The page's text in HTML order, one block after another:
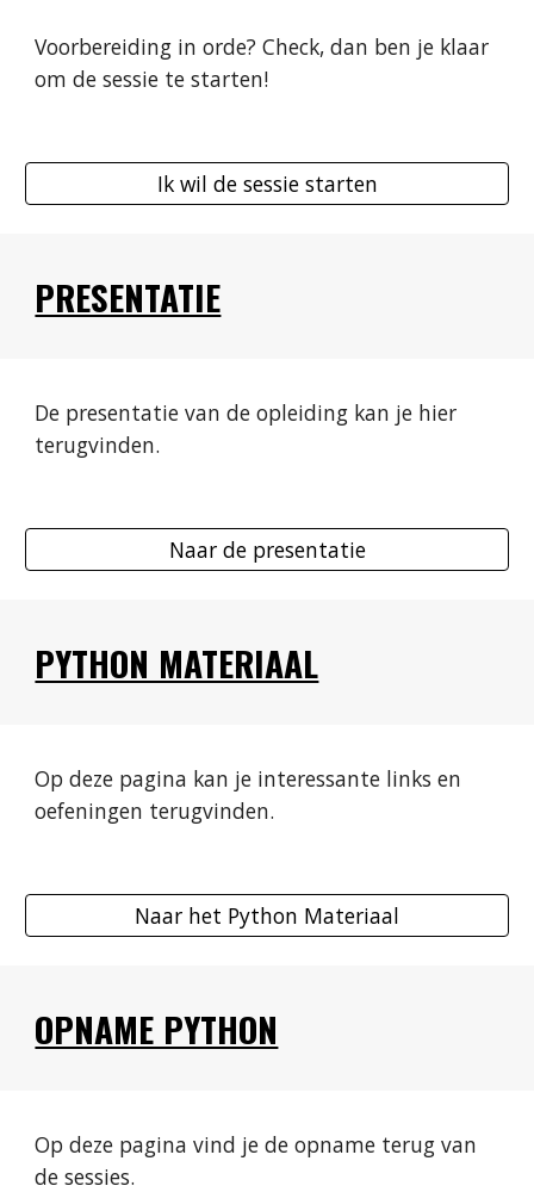
Voorbereiding in orde? Check, dan ben je klaar
om de sessie te starten!
Ik wil de sessie starten
PRESENTATIE
De presentatie van de opleiding kan je hier
terugvinden.
Naar de presentatie
PYTHON MATERIAAL
Op deze pagina kan je interessante links en
oefeningen terugvinden.
Naar het Python Materiaal
OPNAME PYTHON
Op deze pagina vind je de opname terug van
de sessies.